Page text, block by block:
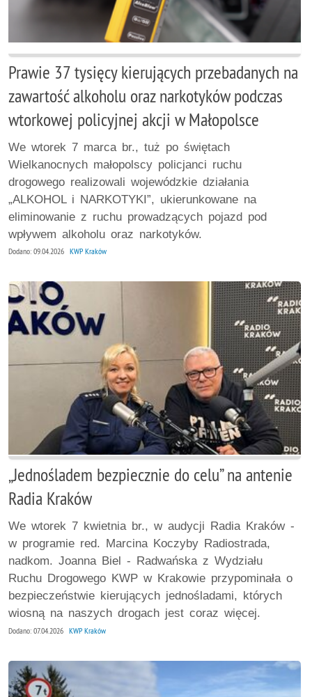
Prawie 37 tysięcy kierujących przebadanych na
zawartość alkoholu oraz narkotyków podczas
wtorkowej policyjnej akcji w Małopolsce
We wtorek 7 marca br., tuż po świętach
Wielkanocnych małopolscy policjanci ruchu
drogowego realizowali wojewódzkie działania
„ALKOHOL i NARKOTYKI”, ukierunkowane na
eliminowanie z ruchu prowadzących pojazd pod
wpływem alkoholu oraz narkotyków.
Dodano: 09.04.2026 KWP Kraków
„Jednośladem bezpiecznie do celu” na antenie
Radia Kraków
We wtorek 7 kwietnia br., w audycji Radia Kraków -
w programie red. Marcina Koczyby Radiostrada,
nadkom. Joanna Biel - Radwańska z Wydziału
Ruchu Drogowego KWP w Krakowie przypominała o
bezpieczeństwie kierujących jednośladami, których
wiosną na naszych drogach jest coraz więcej.
Dodano: 07.04.2026 KWP Kraków